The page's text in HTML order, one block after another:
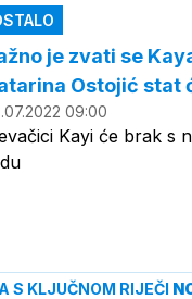
je zvati se
Ostojić stat
09:00
Kayi će brak s
S KLJUČNOM RIJEČI